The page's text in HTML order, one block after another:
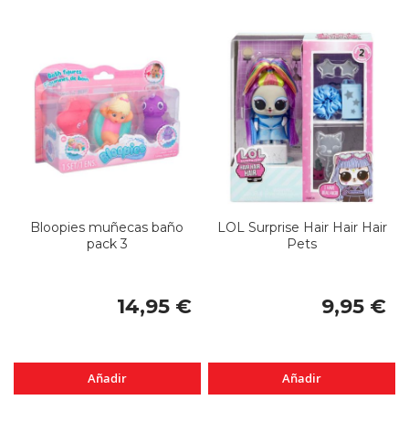
Bloopies muñecas baño
pack 3
14,95 €
Añadir
LOL Surprise Hair Hair Hair
Pets
9,95 €
Añadir